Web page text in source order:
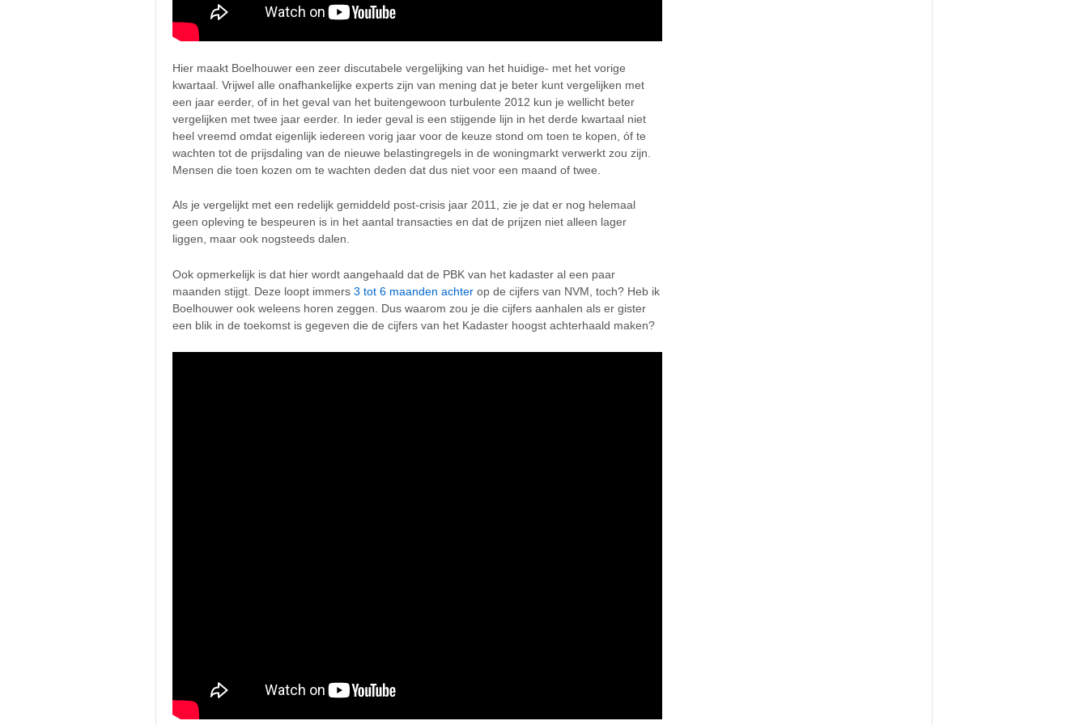
Hier maakt Boelhouwer een zeer discutabele vergelijking van het huidige- met het vorige
kwartaal. Vrijwel alle onafhankelijke experts zijn van mening dat je beter kunt vergelijken met
een jaar eerder, of in het geval van het buitengewoon turbulente 2012 kun je wellicht beter
vergelijken met twee jaar eerder. In ieder geval is een stijgende lijn in het derde kwartaal niet
heel vreemd omdat eigenlijk iedereen vorig jaar voor de keuze stond om toen te kopen, óf te
wachten tot de prijsdaling van de nieuwe belastingregels in de woningmarkt verwerkt zou zijn.
Mensen die toen kozen om te wachten deden dat dus niet voor een maand of twee.
Als je vergelijkt met een redelijk gemiddeld post-crisis jaar 2011, zie je dat er nog helemaal
geen opleving te bespeuren is in het aantal transacties en dat de prijzen niet alleen lager
liggen, maar ook nogsteeds dalen.
Ook opmerkelijk is dat hier wordt aangehaald dat de PBK van het kadaster al een paar
maanden stijgt. Deze loopt immers 3 tot 6 maanden achter op de cijfers van NVM, toch? Heb ik
Boelhouwer ook weleens horen zeggen. Dus waarom zou je die cijfers aanhalen als er gister
een blik in de toekomst is gegeven die de cijfers van het Kadaster hoogst achterhaald maken?